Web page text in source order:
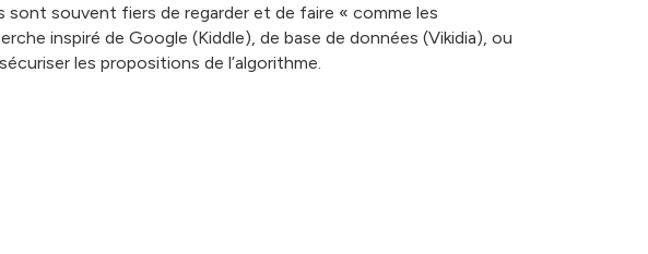
sont souvent fiers de regarder et de faire « comme les
inspiré de Google (Kiddle), de base de données (Vikidia), ou
les propositions de l’algorithme.